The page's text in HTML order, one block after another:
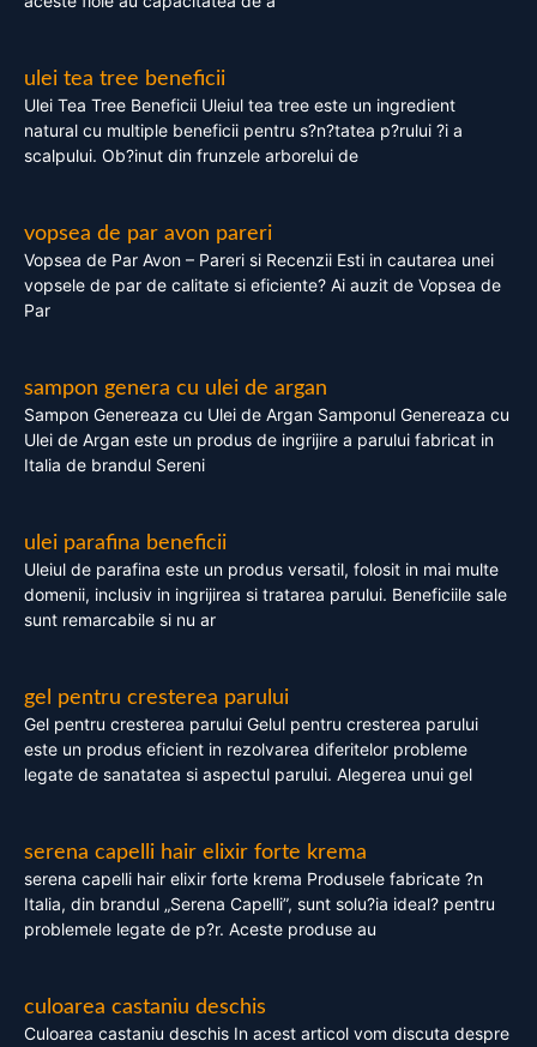
ulei tea tree beneficii
Ulei Tea Tree Beneficii Uleiul tea tree este un ingredient
natural cu multiple beneficii pentru s?n?tatea p?rului ?i a
scalpului. Ob?inut din frunzele arborelui de
vopsea de par avon pareri
Vopsea de Par Avon – Pareri si Recenzii Esti in cautarea unei
vopsele de par de calitate si eficiente? Ai auzit de Vopsea de
Par
sampon genera cu ulei de argan
Sampon Genereaza cu Ulei de Argan Samponul Genereaza cu
Ulei de Argan este un produs de ingrijire a parului fabricat in
Italia de brandul Sereni
ulei parafina beneficii
Uleiul de parafina este un produs versatil, folosit in mai multe
domenii, inclusiv in ingrijirea si tratarea parului. Beneficiile sale
sunt remarcabile si nu ar
gel pentru cresterea parului
Gel pentru cresterea parului Gelul pentru cresterea parului
este un produs eficient in rezolvarea diferitelor probleme
legate de sanatatea si aspectul parului. Alegerea unui gel
serena capelli hair elixir forte krema
serena capelli hair elixir forte krema Produsele fabricate ?n
Italia, din brandul „Serena Capelli”, sunt solu?ia ideal? pentru
problemele legate de p?r. Aceste produse au
culoarea castaniu deschis
Culoarea castaniu deschis In acest articol vom discuta despre